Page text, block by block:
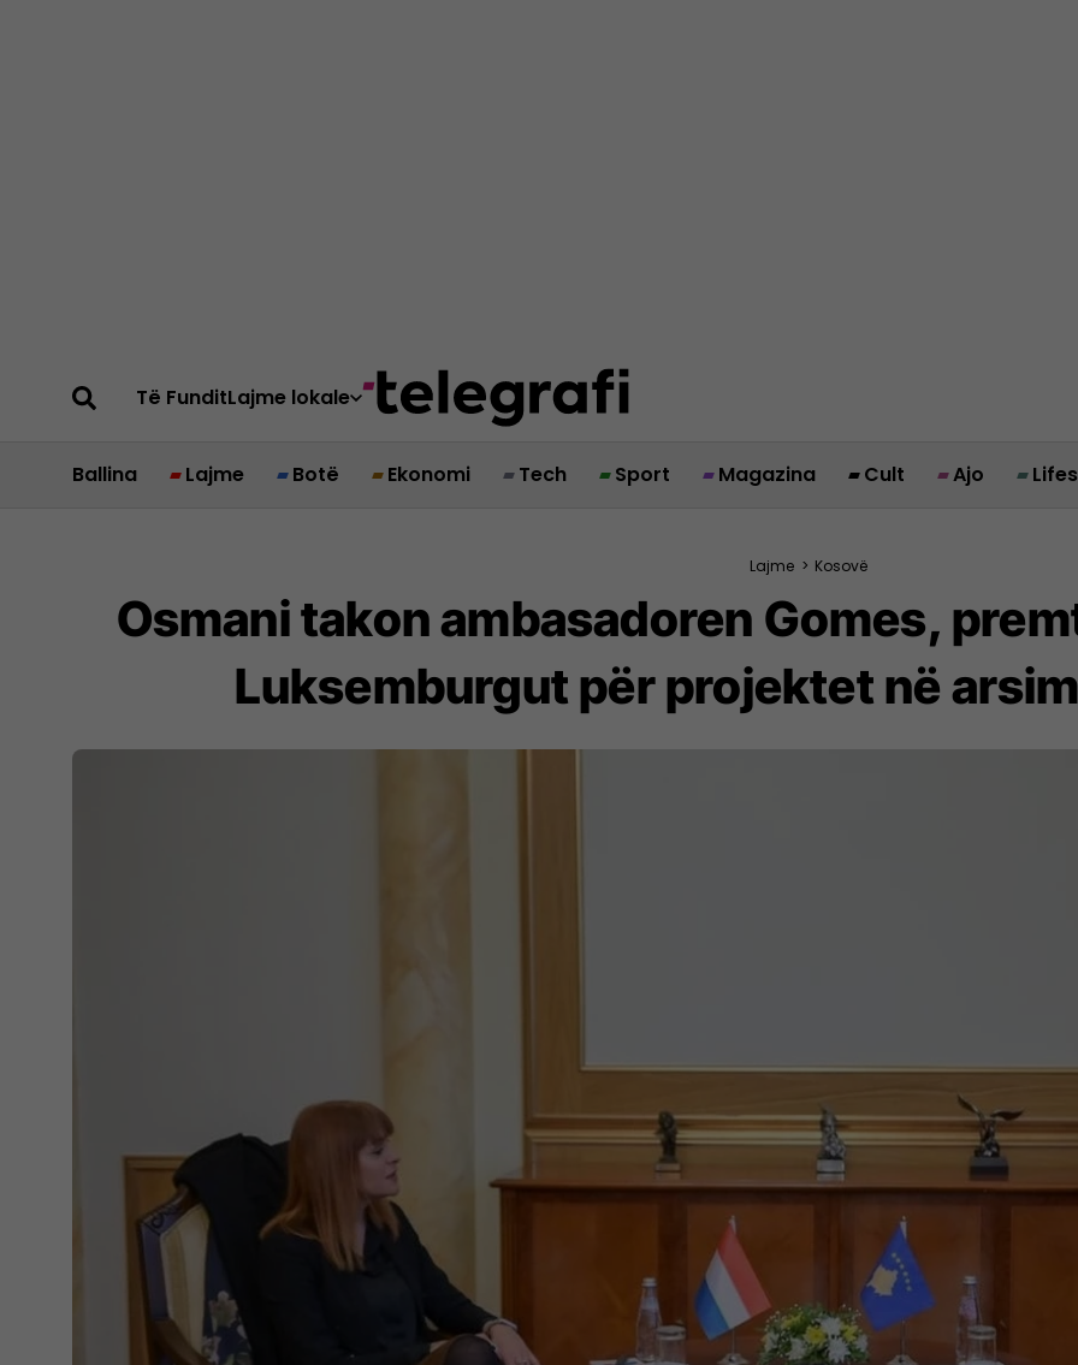
Të FunditLajme lokale
Ballina Lajme Botë Ekonomi Tech Sport Magazina Cult Ajo
Lajme > Kosovë
Osmani takon ambasadoren Gomes,
Luksemburgut për projektet në